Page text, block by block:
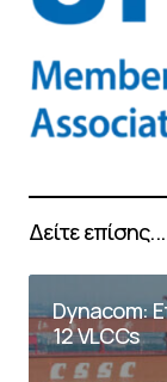
Δείτε επίσης...
Dynacom:
12 VLCCs